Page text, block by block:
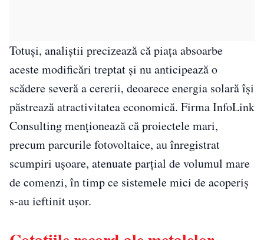
Totuși, analiștii precizează că piața absoarbe
aceste modificări treptat și nu anticipează o
scădere severă a cererii, deoarece energia solară își
păstrează atractivitatea economică. Firma InfoLink
Consulting menționează că proiectele mari,
precum parcurile fotovoltaice, au înregistrat
scumpiri ușoare, atenuate parțial de volumul mare
de comenzi, în timp ce sistemele mici de acoperiș
s-au ieftinit ușor.